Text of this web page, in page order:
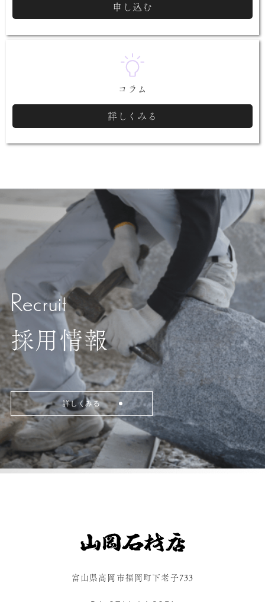
申し込む
コラム
詳しくみる
Recruit
採用情報
詳しくみる
富山県高岡市福岡町下老子733